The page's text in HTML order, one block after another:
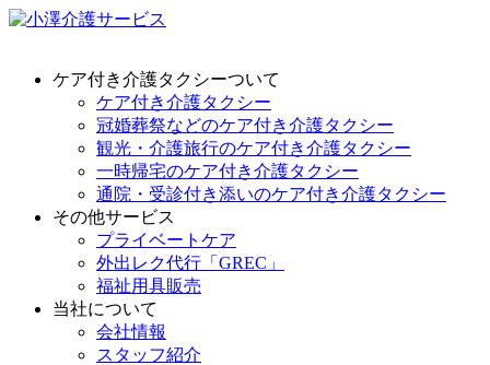
ケア付き介護タクシーついて
ケア付き介護タクシー
冠婚葬祭などのケア付き介護タクシー
観光・介護旅行のケア付き介護タクシー
一時帰宅のケア付き介護タクシー
通院・受診付き添いのケア付き介護タクシー
その他サービス
プライベートケア
外出レク代行「GREC」
福祉用具販売
当社について
会社情報
スタッフ紹介